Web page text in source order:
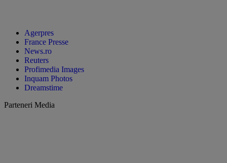
Agerpres
France Presse
News.ro
Reuters
Profimedia Images
Inquam Photos
Dreamstime
Parteneri Media